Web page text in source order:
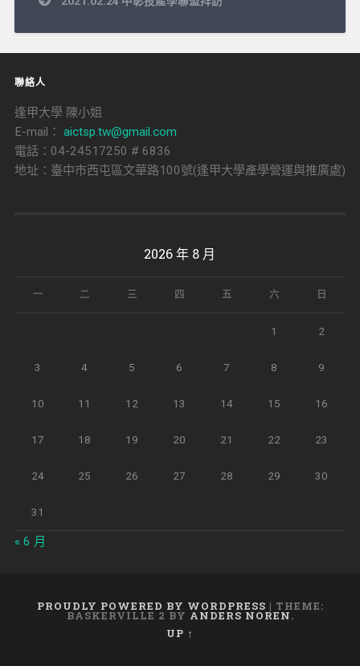
覽
聯絡人
逢甲大學 陳小姐
E-mail： aictsp.tw@gmail.com
電話：04-24517250 # 6836
地址：臺中市西屯區文華路100號(逢甲大學產學營運與推廣處)
2026 年 8 月
一 二 三 四 五 六 日
1 2
3 4 5 6 7 8 9
10 11 12 13 14 15 16
17 18 19 20 21 22 23
24 25 26 27 28 29 30
31
« 6 月
PROUDLY POWERED BY WORDPRESS | THEME:
BASKERVILLE 2 BY ANDERS NOREN.
UP ↑